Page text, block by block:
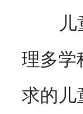
儿童
理多学
求的儿